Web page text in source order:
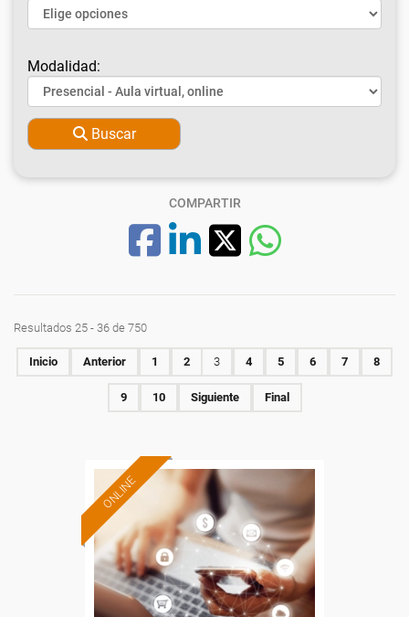
Modalidad:
Buscar
COMPARTIR
Resultados 25 - 36 de 750
Inicio Anterior 1 2 3 4 5 6 7 8
9 10 Siguiente Final
ONLINE